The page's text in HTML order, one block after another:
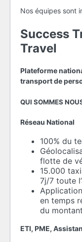
Nos équipes sont
Success
Travel
Plateforme
transport de
QUI SOMMES
Réseau National
100% du
flotte de
15.000
7j/7 toute
en temps
du
ETI, PME,